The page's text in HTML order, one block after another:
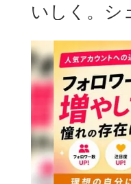
いしく。シ
「ポテトサ